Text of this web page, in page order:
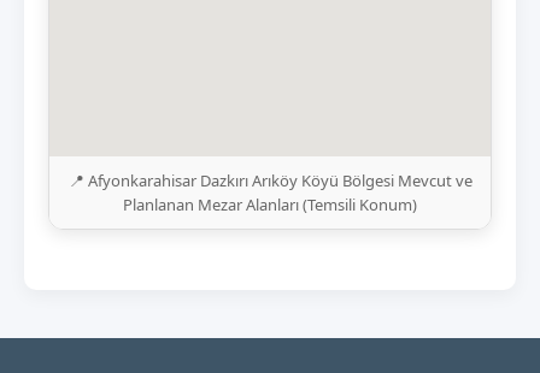
📍 Afyonkarahisar Dazkırı Arıköy Köyü Bölgesi Mevcut ve
Planlanan Mezar Alanları (Temsili Konum)